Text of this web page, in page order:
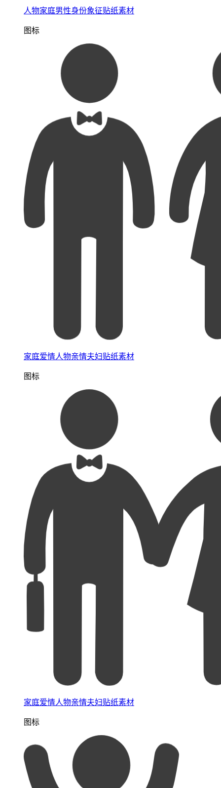
人物家庭男性身份象征贴纸素材
图标
家庭爱情人物亲情夫妇贴纸素材
图标
家庭爱情人物亲情夫妇贴纸素材
图标